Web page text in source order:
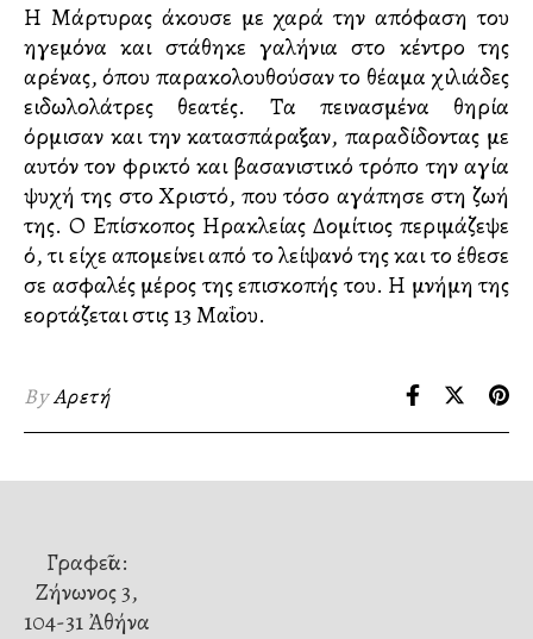
Η Μάρτυρας άκουσε με χαρά την απόφαση του
ηγεμόνα και στάθηκε γαλήνια στο κέντρο της
αρένας, όπου παρακολουθούσαν το θέαμα χιλιάδες
ειδωλολάτρες θεατές. Τα πεινασμένα θηρία
όρμισαν και την κατασπάραξαν, παραδίδοντας με
αυτόν τον φρικτό και βασανιστικό τρόπο την αγία
ψυχή της στο Χριστό, που τόσο αγάπησε στη ζωή
της. Ο Επίσκοπος Ηρακλείας Δομίτιος περιμάζεψε
ό, τι είχε απομείνει από το λείψανό της και το έθεσε
σε ασφαλές μέρος της επισκοπής του. Η μνήμη της
εορτάζεται στις 13 Μαΐου.
ByΑρετή
Γραφεῖα:
Ζήνωνος 3,
104-31 Ἀθήνα